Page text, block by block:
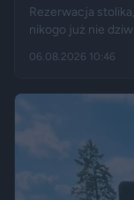
Rezerwacja
nikogo już nie
„Fakt”, po kilku
06.08.2026 10:46